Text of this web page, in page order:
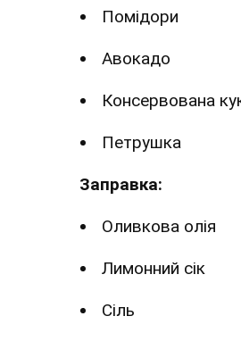
Помідори
Авокадо
Консервована
Петрушка
Заправка:
Оливкова олія
Лимонний сік
Сіль